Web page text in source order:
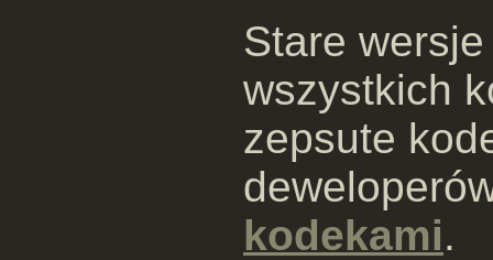
Stare
wszystkich
zepsute
kodekami.